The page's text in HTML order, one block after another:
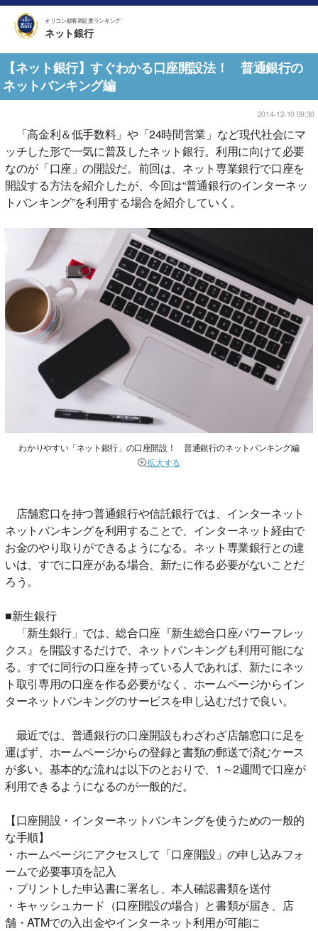
オリコン顧客満足度ランキング
ネット銀行
【ネット銀行】すぐわかる口座開設法！ 普通銀行の
ネットバンキング編
2014-12-10 09:30
「高金利＆低手数料」や「24時間営業」など現代社会にマ
ッチした形で一気に普及したネット銀行。利用に向けて必要
なのが「口座」の開設だ。前回は、ネット専業銀行で口座を
開設する方法を紹介したが、今回は“普通銀行のインターネッ
トバンキング”を利用する場合を紹介していく。
わかりやすい「ネット銀行」の口座開設！ 普通銀行のネットバンキング編
拡大する
店舗窓口を持つ普通銀行や信託銀行では、インターネット
ネットバンキングを利用することで、インターネット経由で
お金のやり取りができるようになる。ネット専業銀行との違
いは、すでに口座がある場合、新たに作る必要がないことだ
ろう。
■新生銀行
「新生銀行」では、総合口座『新生総合口座パワーフレッ
クス』を開設するだけで、ネットバンキングも利用可能にな
る。すでに同行の口座を持っている人であれば、新たにネッ
ト取引専用の口座を作る必要がなく、ホームページからイン
ターネットバンキングのサービスを申し込むだけで良い。
最近では、普通銀行の口座開設もわざわざ店舗窓口に足を
運ばず、ホームページからの登録と書類の郵送で済むケース
が多い。基本的な流れは以下のとおりで、1～2週間で口座が
利用できるようになるのが一般的だ。
【口座開設・インターネットバンキングを使うための一般的
な手順】
・ホームページにアクセスして「口座開設」の申し込みフォ
ームで必要事項を記入
・プリントした申込書に署名し、本人確認書類を送付
・キャッシュカード（口座開設の場合）と書類が届き、店
舗・ATMでの入出金やインターネット利用が可能に